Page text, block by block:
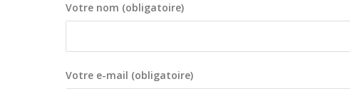
Votre nom (obligatoire)
Votre e-mail (obligatoire)